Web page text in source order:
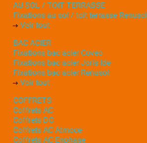
AU SOL / TOIT TERRASSE
Fixations au sol / toit terrasse Renusol
Voir tout
BAC ACIER
Fixations bac acier Coveo
Fixations bac acier Joris Ide
Fixations bac acier Renusol
Voir tout
COFFRETS
Coffrets AC
Coffrets DC
Coffrets AC Atmoce
Coffrets AC Enphase